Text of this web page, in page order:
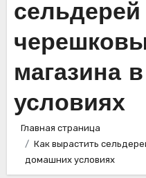
сельдерей
магазина
условиях
Главная страница
Как вырастить
домашних условиях